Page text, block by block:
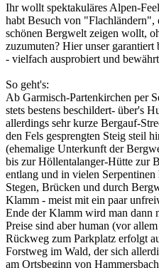
Ihr wollt spektakuläres Alpen-
habt Besuch von "Flachländern",
schönen Bergwelt zeigen wollt,
zuzumuten? Hier unser
- vielfach ausprobiert und
So geht's:
Ab Garmisch-Partenkirchen per
stets bestens beschildert- über's
allerdings sehr kurze Bergauf-
den Fels gesprengten Steig steil
(ehemalige Unterkunft der
bis zur Höllentalanger-Hütte zur
entlang und in vielen
Stegen, Brücken und durch
Klamm - meist mit ein paar
Ende der Klamm wird man dann
Preise sind aber human (vor
Rückweg zum Parkplatz erfolgt
Forstweg im Wald, der sich
am Ortsbeginn von